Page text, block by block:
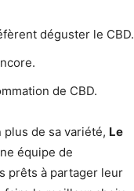
déguster le CBD.
de CBD.
de sa variété, Le
équipe de
prêts à partager leur